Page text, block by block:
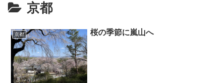
京都
京都 桜の季節に嵐山へ